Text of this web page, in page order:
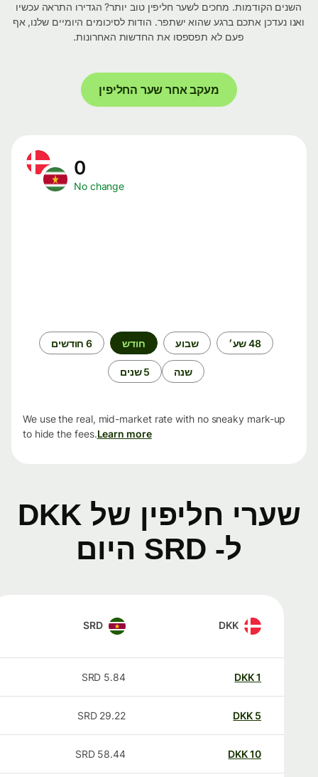
השנים הקודמות. מחכים לשער חליפין טוב יותר? הגדירו התראה עכשיו
ואנו נעדכן אתכם ברגע שהוא ישתפר. הודות לסיכומים היומיים שלנו, אף
פעם לא תפספסו את החדשות האחרונות.
מעקב אחר שער החליפין
No change
48 שע׳ שבוע חודש 6 חודשים
שנה 5 שנים
We use the real, mid-market rate with no sneaky mark-up
to hide the fees.Learn more
שערי חליפין של DKK
ל- SRD היום
DKK
SRD
DKK
5.84
SRD
DKK
29.22
SRD
DKK
58.44
SRD